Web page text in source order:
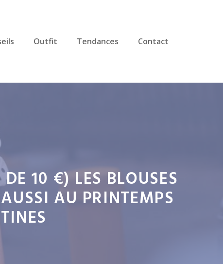
Outfit Tendances Contact
10 €) LES BLOUSES
AU PRINTEMPS